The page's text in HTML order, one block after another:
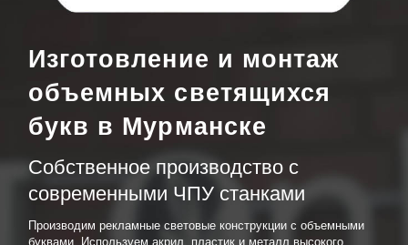
Изготовление и монтаж
объемных светящихся
букв в Мурманске
Собственное производство с
современными ЧПУ станками
Производим рекламные световые конструкции с объемными
буквами. Используем акрил, пластик и металл высокого